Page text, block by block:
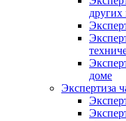
доме
Экспертиза